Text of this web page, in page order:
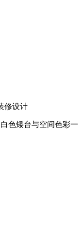
修设计
色矮台与空间色彩一